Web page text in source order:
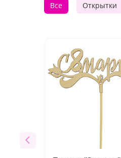
Все Открытки